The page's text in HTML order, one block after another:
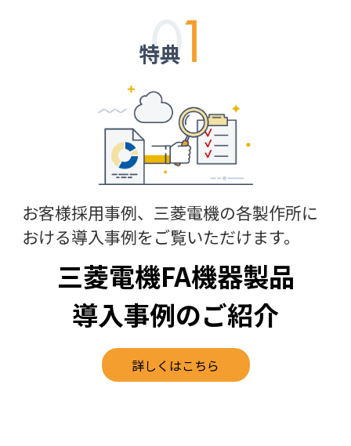
特典
お客様採用事例、三菱電機の各製作所に
おける導入事例をご覧いただけます。
三菱電機FA機器製品
導入事例のご紹介
詳しくはこちら